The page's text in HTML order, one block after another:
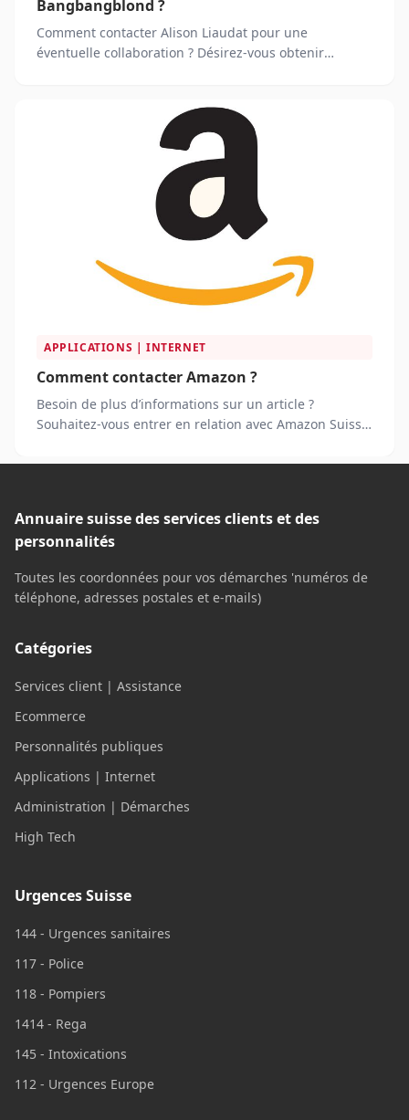
Bangbangblond ?
Comment contacter Alison Liaudat pour une
éventuelle collaboration ? Désirez-vous obtenir
APPLICATIONS | INTERNET
Comment contacter Amazon ?
Besoin de plus d’informations sur un article ?
Souhaitez-vous entrer en relation avec Amazon Suisse
Annuaire suisse des services clients et des
personnalités
Toutes les coordonnées pour vos démarches 'numéros de
téléphone, adresses postales et e-mails)
Catégories
Services client | Assistance
Ecommerce
Personnalités publiques
Applications | Internet
Administration | Démarches
High Tech
Urgences Suisse
144 - Urgences sanitaires
117 - Police
118 - Pompiers
1414 - Rega
145 - Intoxications
112 - Urgences Europe